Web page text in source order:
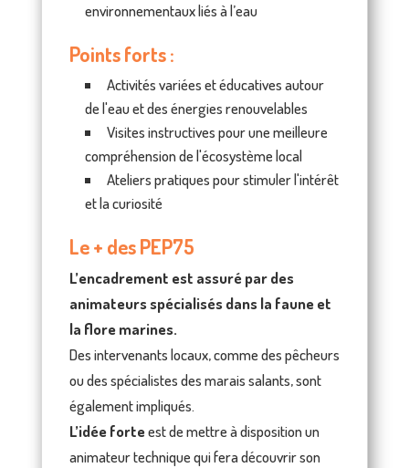
environnementaux liés à l’eau
Points forts :
Activités variées et éducatives autour
de l'eau et des énergies renouvelables
Visites instructives pour une meilleure
compréhension de l'écosystème local
Ateliers pratiques pour stimuler l'intérêt
et la curiosité
Le + des PEP75
L’encadrement est assuré par des
animateurs spécialisés dans la faune et
la flore marines.
Des intervenants locaux, comme des pêcheurs
ou des spécialistes des marais salants, sont
également impliqués.
L’idée forteest de mettre à disposition un
animateur technique qui fera découvrir son